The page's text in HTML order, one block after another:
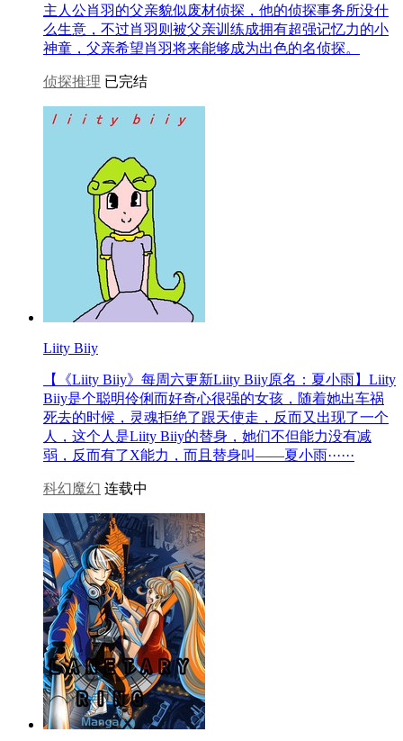
主人公肖羽的父亲貌似废材侦探，他的侦探事务所没什
么生意，不过肖羽则被父亲训练成拥有超强记忆力的小
神童，父亲希望肖羽将来能够成为出色的名侦探。
侦探推理 已完结
Liity Biiy
【《Liity Biiy》每周六更新Liity Biiy原名：夏小雨】Liity
Biiy是个聪明伶俐而好奇心很强的女孩，随着她出车祸
死去的时候，灵魂拒绝了跟天使走，反而又出现了一个
人，这个人是Liity Biiy的替身，她们不但能力没有减
弱，反而有了X能力，而且替身叫——夏小雨······
科幻魔幻 连载中